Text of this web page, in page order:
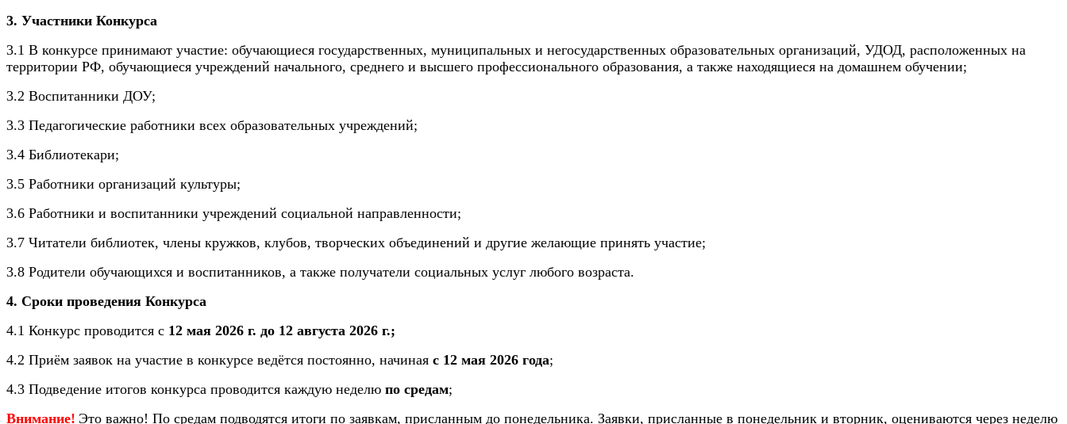
3. Участники Конкурса
3.1 В конкурсе принимают участие: обучающиеся государственных, муниципальных и негосударственных образовательных организаций, УДОД, расположенных на
территории РФ, обучающиеся учреждений начального, среднего и высшего профессионального образования, а также находящиеся на домашнем обучении;
3.2 Воспитанники ДОУ;
3.3 Педагогические работники всех образовательных учреждений;
3.4 Библиотекари;
3.5 Работники организаций культуры;
3.6 Работники и воспитанники учреждений социальной направленности;
3.7 Читатели библиотек, члены кружков, клубов, творческих объединений и другие желающие принять участие;
3.8 Родители обучающихся и воспитанников, а также получатели социальных услуг любого возраста.
4. Сроки проведения Конкурса
4.1 Конкурс проводится с 12 мая 2026 г. до 12 августа 2026 г.;
4.2 Приём заявок на участие в конкурсе ведётся постоянно, начиная с 12 мая 2026 года;
4.3 Подведение итогов конкурса проводится каждую неделю по средам;
Внимание! Это важно! По средам подводятся итоги по заявкам, присланным до понедельника. Заявки, присланные в понедельник и вторник, оцениваются через неделю